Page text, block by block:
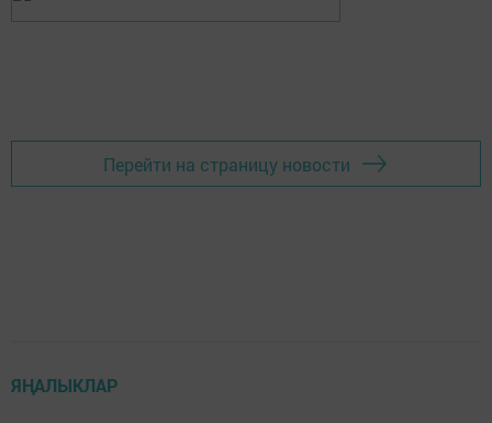
Перейти на страницу новости
ЯҢАЛЫКЛАР